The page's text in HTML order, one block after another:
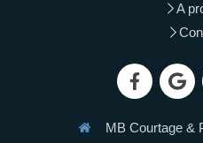
A
MB Courtage &